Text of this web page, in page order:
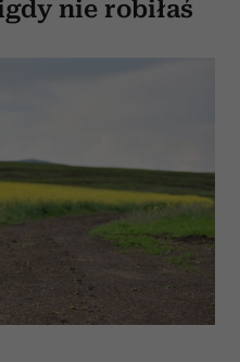
nie robiłaś